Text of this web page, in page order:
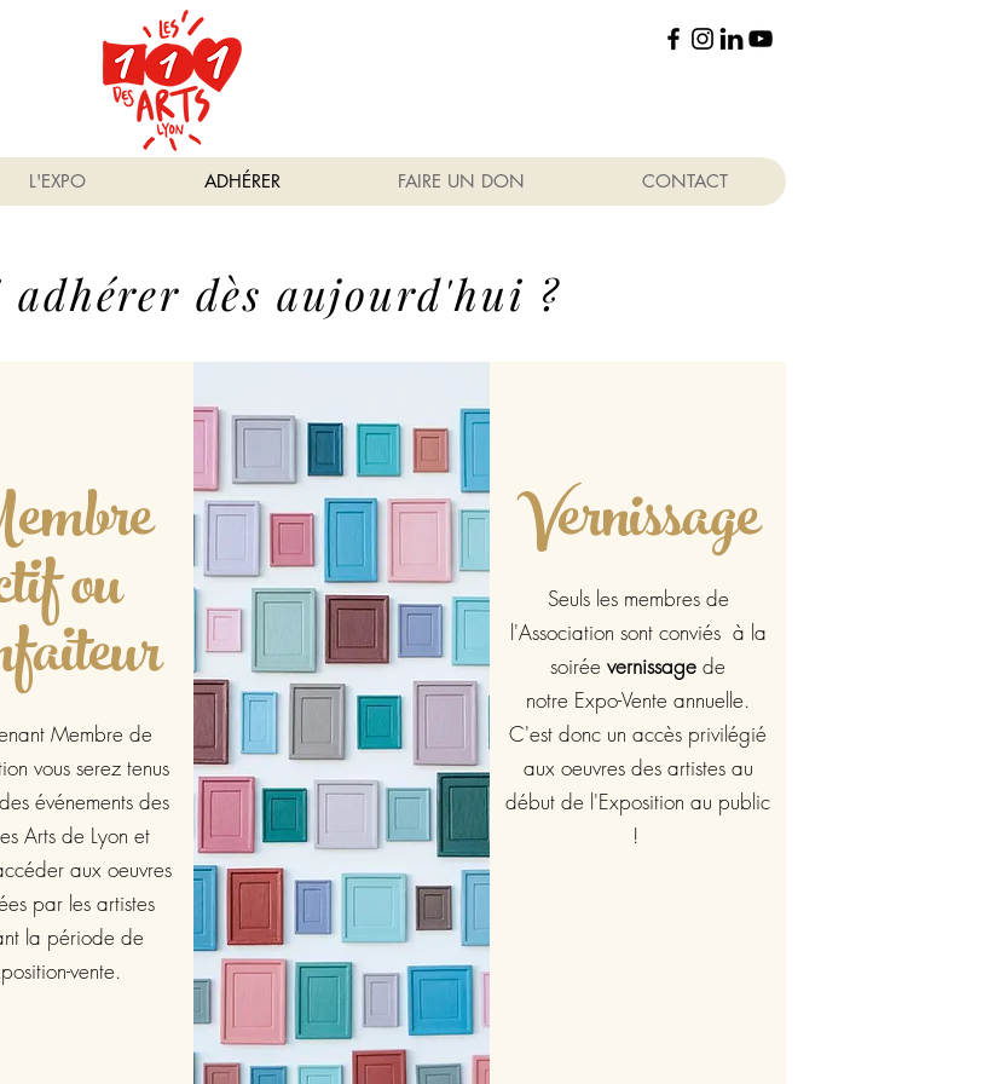
L'EXPO ADHÉRER FAIRE UN DON CONTACT
adhérer dès aujourd'hui ?
ou
Membre de
vous serez tenus
événements des
Arts de Lyon et
aux oeuvres
par les artistes
la période de
vente.
Vernissage
Seuls les membres de
l'Association sont conviés à la
soirée vernissage de
notre Expo-Vente annuelle.
C'est donc un accès privilégié
aux oeuvres des artistes au
début de l'Exposition au public
!